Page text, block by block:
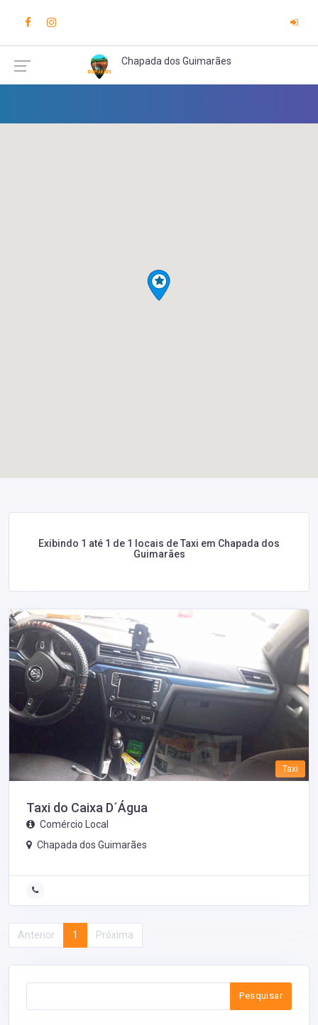
Chapada dos Guimarães
Exibindo 1 até 1 de 1 locais de Taxi em Chapada dos
Guimarães
Taxi
Taxi do Caixa D´Água
Comércio Local
Chapada dos Guimarães
Anterior 1 Próxima
Pesquisar